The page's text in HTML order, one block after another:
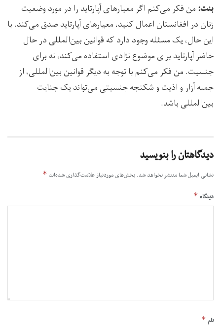
بنت: من فکر می‌کنم اگر معیارهای آپارتاید را در مورد وضعیت
زنان در افغانستان اعمال کنید، معیارهای آپارتاید صدق می‌کند. با
این حال، یک مسئله وجود دارد که قوانین بین‌المللی در حال
حاضر آپارتاید برای موضوع نژادی استفاده می‌کند، نه برای
جنسیت. من فکر می‌کنم با توجه به دیگر قوانین بین‌المللی، از
جمله آزار و اذیت و شکنجه جنسیتی می‌تواند یک جنایت
بین‌المللی باشد.
دیدگاهتان را بنویسید
نشانی ایمیل شما منتشر نخواهد شد. بخش‌های موردنیاز علامت‌گذاری شده‌اند *
دیدگاه *
نام *